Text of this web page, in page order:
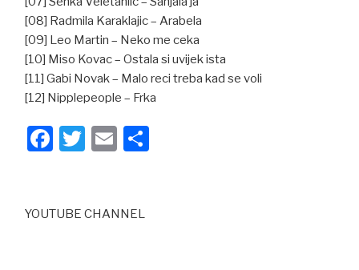
[08] Radmila Karaklajic – Arabela
[09] Leo Martin – Neko me ceka
[10] Miso Kovac – Ostala si uvijek ista
[11] Gabi Novak – Malo reci treba kad se voli
[12] Nipplepeople – Frka
F
e
T
er
E
YOUTUBE CHANNEL